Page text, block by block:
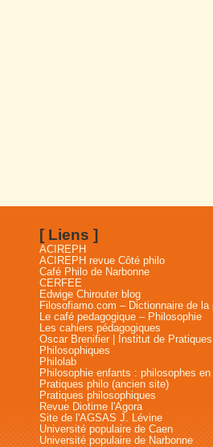
[ Liens ]
ACIREPH
ACIREPH revue Côté philo
Café Philo de Narbonne
CERFEE
Edwige Chirouter blog
Filosofiamo.com – Dictionnaire de la
Le café pedagogique – Philosophie
Les cahiers pédagogiques
Oscar Brenifier | Institut de Pratiques
Philosophiques
Philolab
Philosophie enfants : philosophes en
Pratiques philo (ancien site)
Pratiques philosophiques
Revue Diotime l'Agora
Site de l'AGSAS J. Lévine
Université populaire de Caen
Université populaire de Narbonne